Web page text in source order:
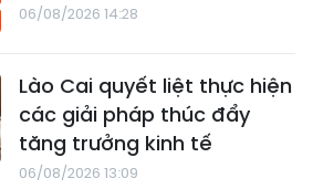
06/08/2026 14:28
Lào Cai quyết liệt thực hiện
các giải pháp thúc đẩy
tăng trưởng kinh tế
06/08/2026 13:09